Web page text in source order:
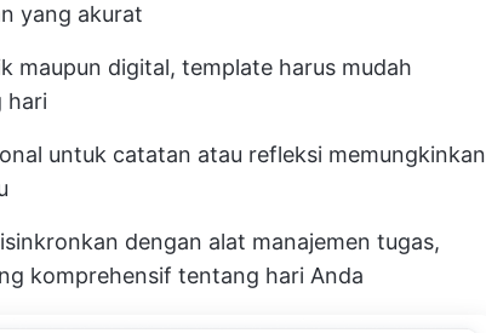
yang akurat
maupun digital, template harus mudah
hari
untuk catatan atau refleksi memungkinkan
dengan alat manajemen tugas,
komprehensif tentang hari Anda